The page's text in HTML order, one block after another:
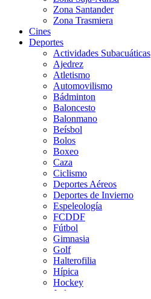
Zona Santander
Zona Trasmiera
Cines
Deportes
Actividades Subacuáticas
Ajedrez
Atletismo
Automovilismo
Bádminton
Baloncesto
Balonmano
Beísbol
Bolos
Boxeo
Caza
Ciclismo
Deportes Aéreos
Deportes de Invierno
Espeleología
FCDDF
Fútbol
Gimnasia
Golf
Halterofilia
Hípica
Hockey
Judo